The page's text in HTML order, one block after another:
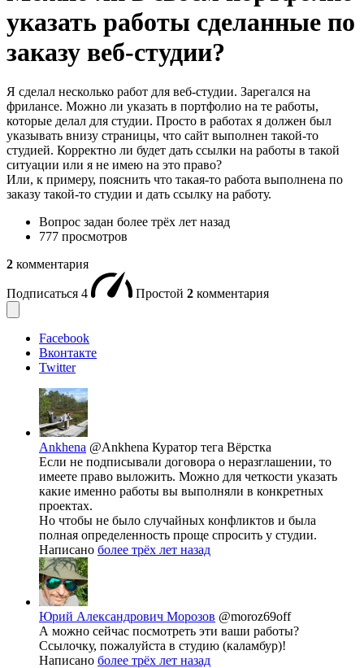
указать работы сделанные по
заказу веб-студии?
Я сделал несколько работ для веб-студии. Зарегался на
фрилансе. Можно ли указать в портфолио на те работы,
которые делал для студии. Просто в работах я должен был
указывать внизу страницы, что сайт выполнен такой-то
студией. Корректно ли будет дать ссылки на работы в такой
ситуации или я не имею на это право?
Или, к примеру, пояснить что такая-то работа выполнена по
заказу такой-то студии и дать ссылку на работу.
Вопрос задан более трёх лет назад
777 просмотров
2 комментария
Подписаться 4 Простой 2 комментария
Facebook
Вконтакте
Twitter
Ankhena @Ankhena Куратор тега Вёрстка
Если не подписывали договора о неразглашении, то
имеете право выложить. Можно для четкости указать
какие именно работы вы выполняли в конкретных
проектах.
Но чтобы не было случайных конфликтов и была
полная определенность проще спросить у студии.
Написано более трёх лет назад
Юрий Александрович Морозов @moroz69off
А можно сейчас посмотреть эти ваши работы?
Ссылочку, пожалуйста в студию (каламбур)!
Написано более трёх лет назад